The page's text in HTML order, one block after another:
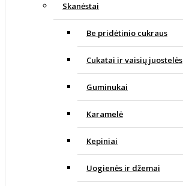
Skanėstai
Be pridėtinio cukraus
Cukatai ir vaisių juostelės
Guminukai
Karamelė
Kepiniai
Uogienės ir džemai